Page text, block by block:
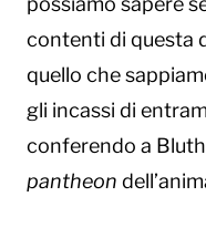
contenti di questa
quello che
gli incassi di
conferendo a
pantheon